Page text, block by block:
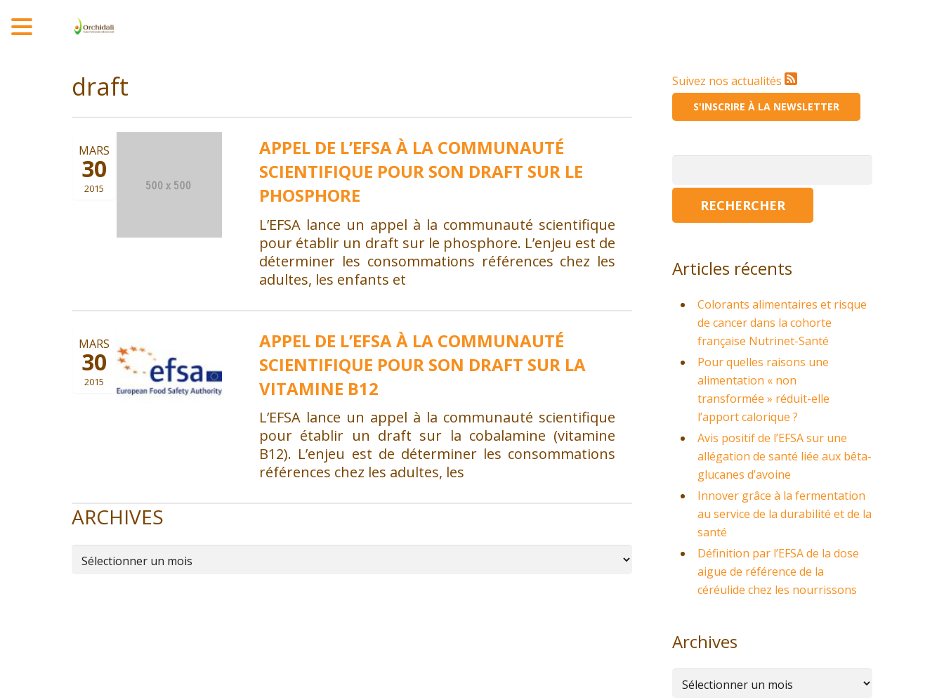
draft
APPEL DE L’EFSA À LA COMMUNAUTÉ
SCIENTIFIQUE POUR SON DRAFT SUR LE
PHOSPHORE
MARS
30
2015
L’EFSA lance un appel à la communauté scientifique
pour établir un draft sur le phosphore. L’enjeu est de
déterminer les consommations références chez les
adultes, les enfants et
APPEL DE L’EFSA À LA COMMUNAUTÉ
SCIENTIFIQUE POUR SON DRAFT SUR LA
VITAMINE B12
MARS
30
2015
L’EFSA lance un appel à la communauté scientifique
pour établir un draft sur la cobalamine (vitamine
B12). L’enjeu est de déterminer les consommations
références chez les adultes, les
ARCHIVES
Archives
Suivez nos actualités
S'INSCRIRE À LA NEWSLETTER
Articles récents
Colorants alimentaires et risque
de cancer dans la cohorte
française Nutrinet-Santé
Pour quelles raisons une
alimentation « non
transformée » réduit-elle
l’apport calorique ?
Avis positif de l’EFSA sur une
allégation de santé liée aux bêta-
glucanes d’avoine
Innover grâce à la fermentation
au service de la durabilité et de la
santé
Définition par l’EFSA de la dose
aigue de référence de la
céréulide chez les nourrissons
Archives
Archives